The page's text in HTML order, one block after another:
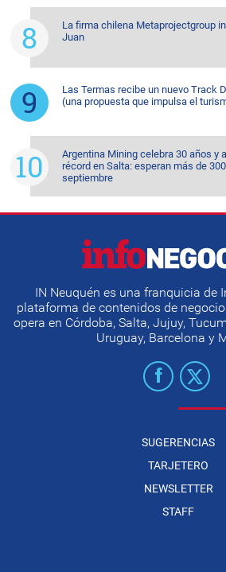
La firma chilena Metaprojectgroup
Juan
Las Termas recibe un nuevo Track
(una propuesta que impulsa el
Argentina Mining celebra 30 años y
récord en Salta: esperan más de
septiembre
IN Neuquén es una franquicia de
plataforma de contenidos de
opera en Córdoba, Salta, Jujuy,
Uruguay, Barcelona y
SUGERENCIAS
TARJETERO
NEWSLETTER
STAFF